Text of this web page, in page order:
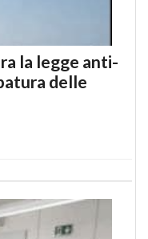
la legge anti-
delle